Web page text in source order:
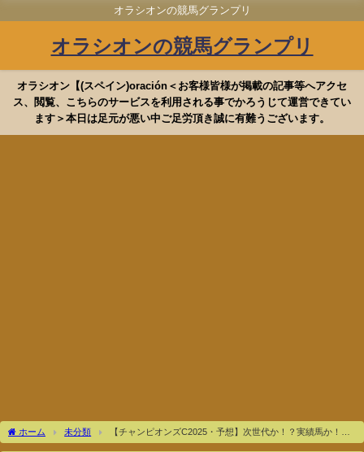
オラシオンの競馬グランプリ
オラシオンの競馬グランプリ
オラシオン【(スペイン)oración＜お客様皆様が掲載の記事等へアクセ
ス、閲覧、こちらのサービスを利用される事でかろうじて運営できてい
ます＞本日は足元が悪い中ご足労頂き誠に有難うございます。
ホーム 未分類
【チャンピオンズC2025・予想】次世代か！？実績馬か！？
冬のダート王者決定戦！秋既に90万的中のけんしろうと6週連続G1的中のアキラ率い